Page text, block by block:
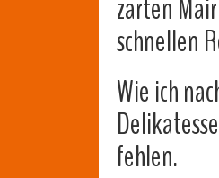
zarten
schnellen
Wie ich
fehlen.